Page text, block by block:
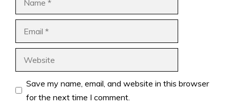
Save my name, email, and website in this browser
for the next time I comment.